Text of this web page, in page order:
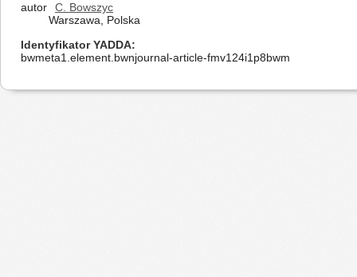
autor
C. Bowszyc
Warszawa, Polska
Identyfikator YADDA
bwmeta1.element.bwnjournal-article-fmv124i1p8bwm